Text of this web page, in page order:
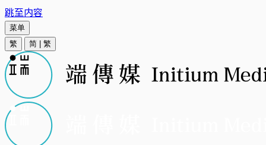
跳至内容
菜单
繁
简 繁